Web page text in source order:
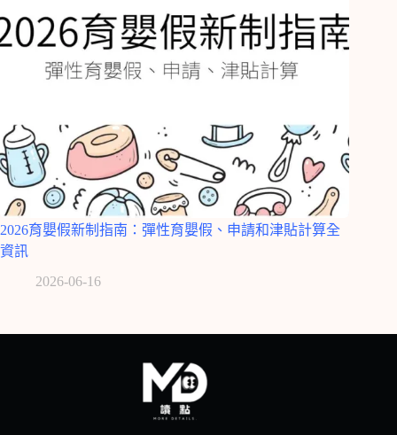
2026育嬰假新制指南：彈性育嬰假、申請和津貼計算全
資訊
2026-06-16